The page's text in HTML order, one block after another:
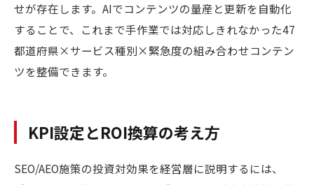
せが存在します。AIでコンテンツの量産と更新を自動化
することで、これまで手作業では対応しきれなかった47
都道府県×サービス種別×緊急度の組み合わせコンテン
ツを整備できます。
KPI設定とROI換算の考え方
SEO/AEO施策の投資対効果を経営層に説明するには、